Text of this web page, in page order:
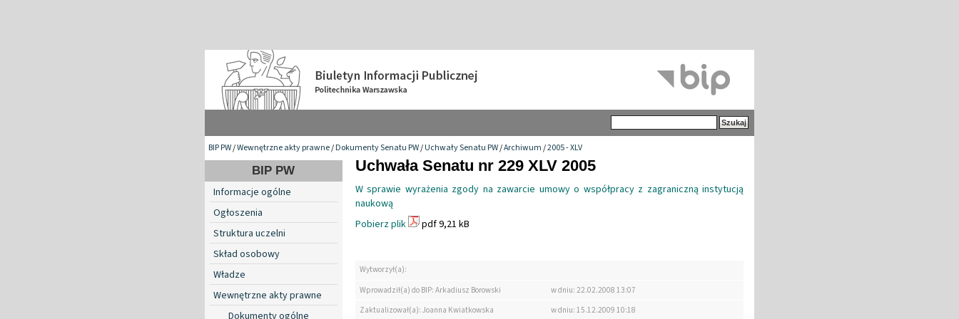
BIP PW/Wewnętrzne akty prawne/Dokumenty Senatu PW/Uchwały Senatu PW/Archiwum/2005 - XLV
BIP PW
Informacje ogólne
Ogłoszenia
Struktura uczelni
Skład osobowy
Władze
Wewnętrzne akty prawne
Dokumenty ogólne
Uchwała Senatu nr 229 XLV 2005
W sprawie wyrażenia zgody na zawarcie umowy o współpracy z zagraniczną instytucją
naukową
Pobierz plik
pdf 9,21 kB
Wytworzył(a):
Wprowadził(a) do BIP: Arkadiusz Borowski
w dniu: 22.02.2008 13:07
Zaktualizował(a): Joanna Kwiatkowska
w dniu: 15.12.2009 10:18